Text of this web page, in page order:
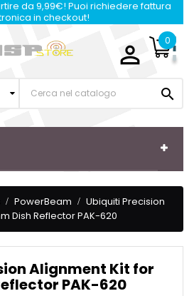
da 9,99€! Puoi richiedere fattura
in checkout!

0

PowerBeam
Ubiquiti Precision
Dish Reflector PAK-620
Alignment Kit for
PAK-620